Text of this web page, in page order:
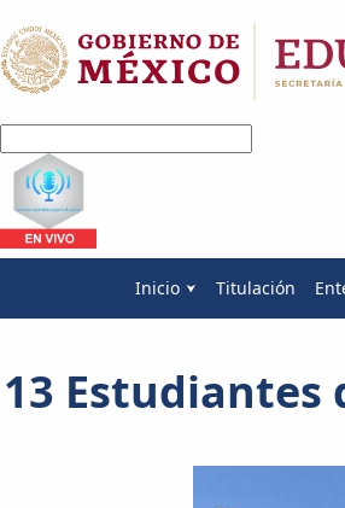
Inicio Titulación
13